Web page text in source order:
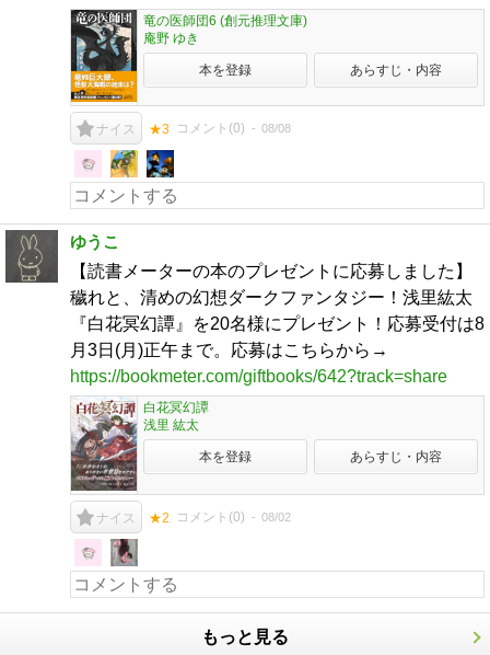
竜の医師団6 (創元推理文庫)
庵野 ゆき
本を登録 あらすじ・内容
ナイス ★3 コメント(0) 08/08
ゆうこ
【読書メーターの本のプレゼントに応募しました】
穢れと、清めの幻想ダークファンタジー！浅里紘太
『白花冥幻譚』を20名様にプレゼント！応募受付は8
月3日(月)正午まで。応募はこちらから→
https://bookmeter.com/giftbooks/642?track=share
白花冥幻譚
浅里 紘太
本を登録 あらすじ・内容
ナイス ★2 コメント(0) 08/02
もっと見る